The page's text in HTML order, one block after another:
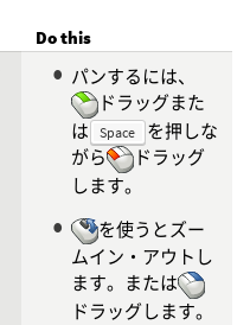
Do this
パンするには、
ドラッグまた
は
Space
を押しな
がら
ドラッグ
します。
を使うとズー
ムイン・アウトし
ます。または
ドラッグします。